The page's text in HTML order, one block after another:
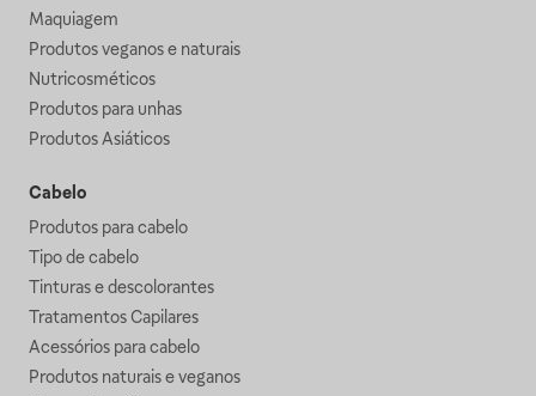
Maquiagem
Produtos veganos e naturais
Nutricosméticos
Produtos para unhas
Produtos Asiáticos
Cabelo
Produtos para cabelo
Tipo de cabelo
Tinturas e descolorantes
Tratamentos Capilares
Acessórios para cabelo
Produtos naturais e veganos